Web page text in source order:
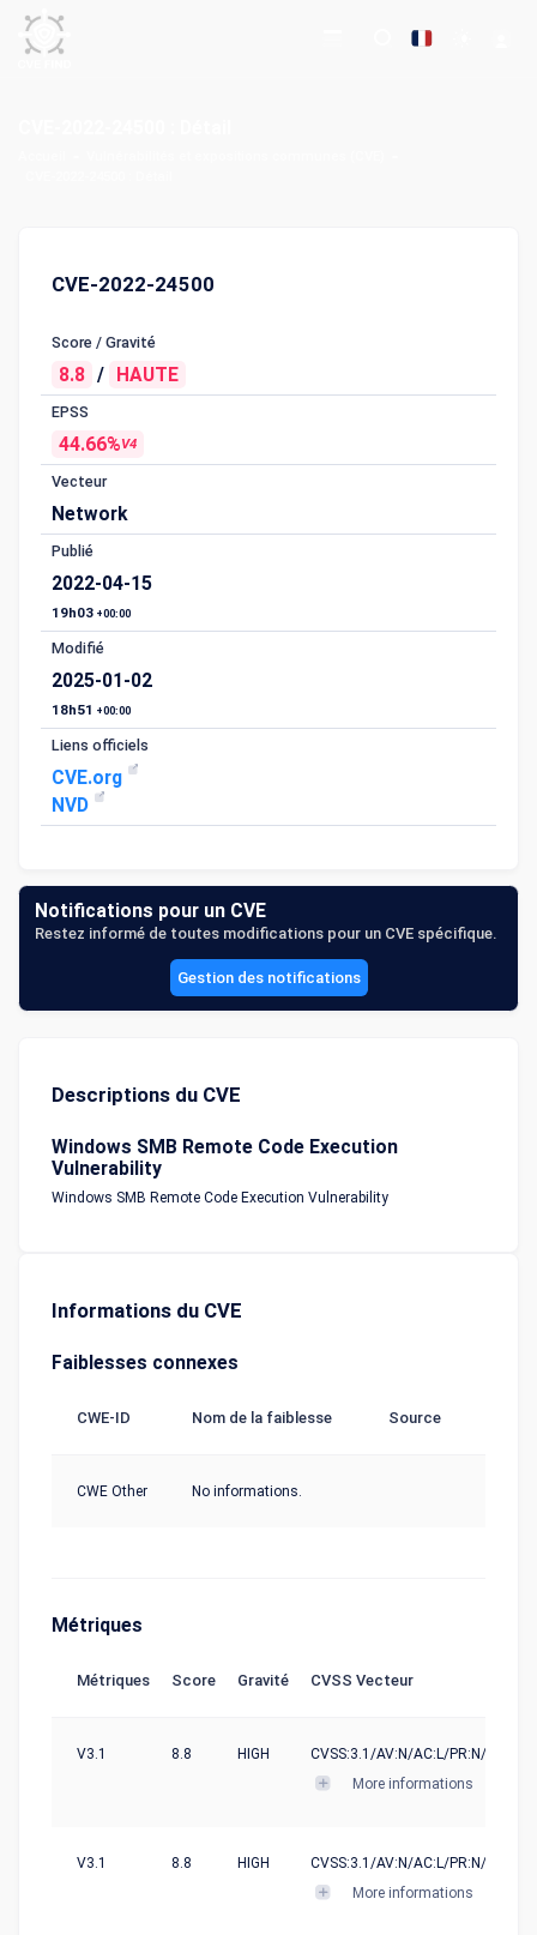
CVE-2022-24500
Score / Gravité
8.8 / HAUTE
EPSS
44.66%V4
Vecteur
Network
Publié
2022-04-15
19h03 +00:00
Modifié
2025-01-02
18h51 +00:00
Liens officiels
CVE.org
NVD
Notifications pour un CVE
Restez informé de toutes modifications pour un CVE spécifique.
Gestion des notifications
Descriptions du CVE
Windows SMB Remote Code Execution
Vulnerability
Windows SMB Remote Code Execution Vulnerability
Informations du CVE
Faiblesses connexes
CWE-ID Nom de la faiblesse Source
CWE Other No informations.
Métriques
Métriques Score Gravité CVSS Vecteur
V3.1 8.8 HIGH
CVSS:3.1/AV:N/AC:L/PR:N/UI:R/
More informations
V3.1 8.8 HIGH
CVSS:3.1/AV:N/AC:L/PR:N/UI:R/
More informations